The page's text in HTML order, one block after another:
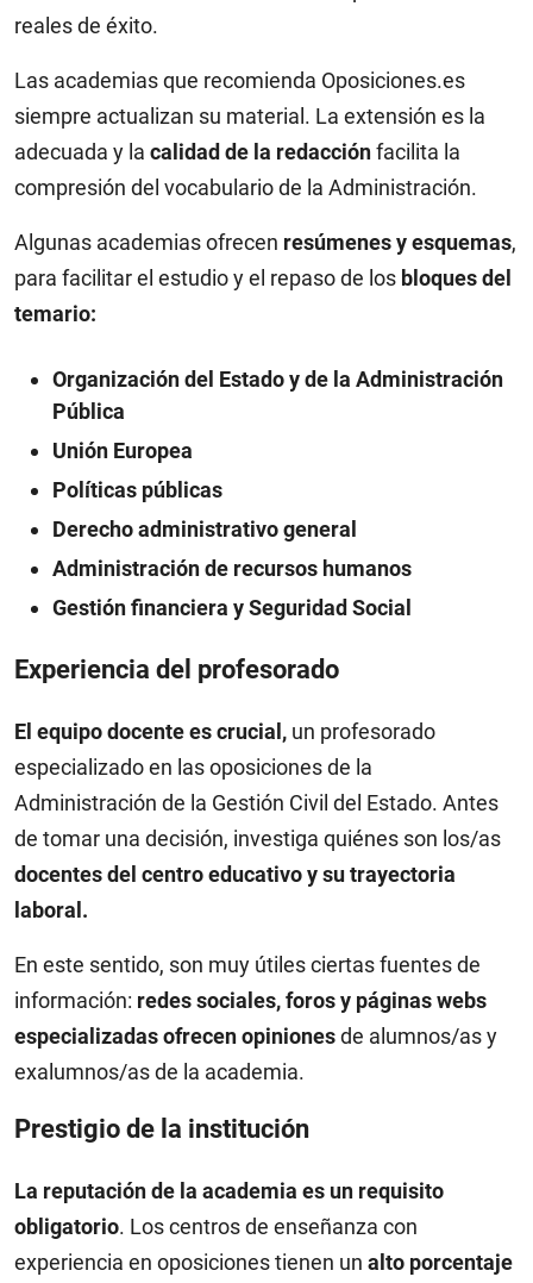
reales de éxito.
Las academias que recomienda Oposiciones.es
siempre actualizan su material. La extensión es la
adecuada y la calidad de la redacciónfacilita la
compresión del vocabulario de la Administración.
Algunas academias ofrecen resúmenes y esquemas,
para facilitar el estudio y el repaso de los bloques del
temario:
Organización del Estado y de la Administración
Pública
Unión Europea
Políticas públicas
Derecho administrativo general
Administración de recursos humanos
Gestión financiera y Seguridad Social
Experiencia del profesorado
El equipo docente es crucial, un profesorado
especializado en las oposiciones de la
Administración de la Gestión Civil del Estado. Antes
de tomar una decisión, investiga quiénes son los/as
docentes del centro educativo y su trayectoria
laboral.
En este sentido, son muy útiles ciertas fuentes de
información: redes sociales, foros y páginas webs
especializadas ofrecen opinionesde alumnos/as y
exalumnos/as de la academia.
Prestigio de la institución
La reputación de la academia es un requisito
obligatorio. Los centros de enseñanza con
experiencia en oposiciones tienen un alto porcentaje